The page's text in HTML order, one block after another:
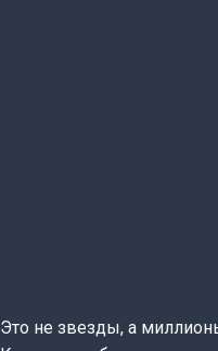
Это не звезды, а